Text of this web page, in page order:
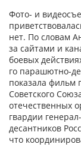
Фото- и
нет. По словам
за сайтами и
боевых
го парашютно-
показала фильм
Советского
отечественных
гвардии
десантников
что